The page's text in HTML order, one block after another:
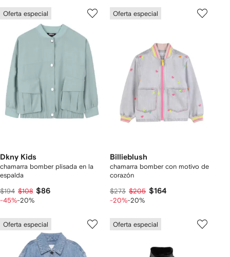
Oferta especial
Dkny Kids
chamarra bomber plisada en la
espalda
$194 $108 $86
-45%-20%
Oferta especial
Billieblush
chamarra bomber con motivo de
corazón
$273 $205 $164
-20%-20%
Oferta especial Oferta especial